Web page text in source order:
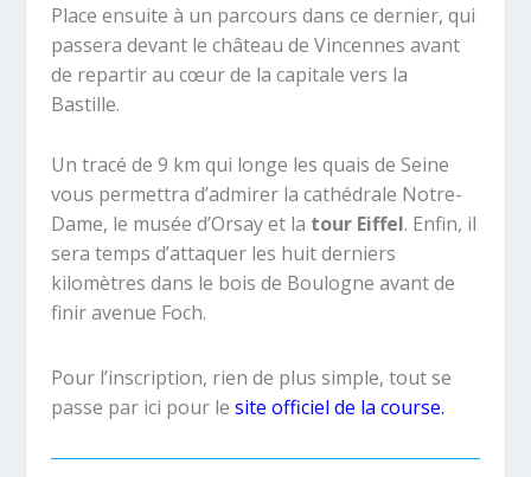
Place ensuite à un parcours dans ce dernier, qui
passera devant le château de Vincennes avant
de repartir au cœur de la capitale vers la
Bastille.
Un tracé de 9 km qui longe les quais de Seine
vous permettra d’admirer la cathédrale Notre-
Dame, le musée d’Orsay et la tour Eiffel. Enfin, il
sera temps d’attaquer les huit derniers
kilomètres dans le bois de Boulogne avant de
finir avenue Foch.
Pour l’inscription, rien de plus simple, tout se
passe par ici pour le site officiel de la course.